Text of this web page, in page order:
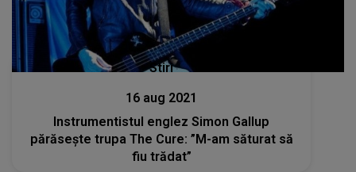
Stiri
16 aug 2021
Instrumentistul englez Simon Gallup
părăsește trupa The Cure: ”M-am săturat să
fiu trădat”